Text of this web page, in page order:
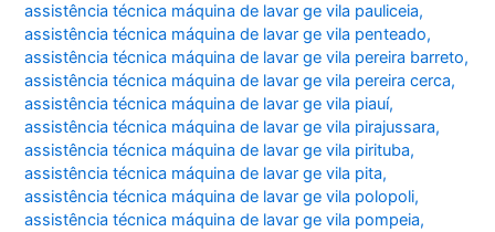
assistência técnica máquina de lavar ge vila pauliceia,
assistência técnica máquina de lavar ge vila penteado,
assistência técnica máquina de lavar ge vila pereira barreto,
assistência técnica máquina de lavar ge vila pereira cerca,
assistência técnica máquina de lavar ge vila piauí,
assistência técnica máquina de lavar ge vila pirajussara,
assistência técnica máquina de lavar ge vila pirituba,
assistência técnica máquina de lavar ge vila pita,
assistência técnica máquina de lavar ge vila polopoli,
assistência técnica máquina de lavar ge vila pompeia,